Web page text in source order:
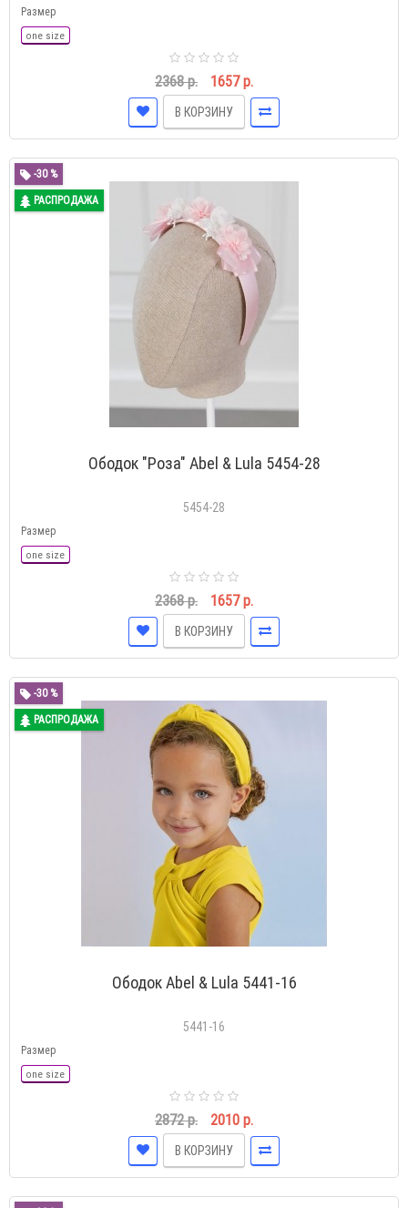
one size
2368 р. 1657 р.
В КОРЗИНУ
РАСПРОДАЖА
one size
2368 р. 1657 р.
В КОРЗИНУ
РАСПРОДАЖА
one size
2872 р. 2010 р.
В КОРЗИНУ